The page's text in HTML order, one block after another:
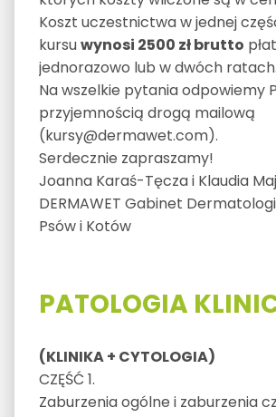
Koszt uczestnictwa w jednej
kursuwynosi 2500 zł brutto
jednorazowo lub w dwóch ratach.
Na wszelkie pytania odpowiemy
przyjemnością drogą mailową
(kursy@dermawet.com).
Serdecznie zapraszamy!
Joanna Karaś-Tęcza i Klaudia
DERMAWET Gabinet
Psów i Kotów
PATOLOGIA
(KLINIKA + CYTOLOGIA)
CZĘŚĆ 1.
Zaburzenia ogólne i zaburzenia